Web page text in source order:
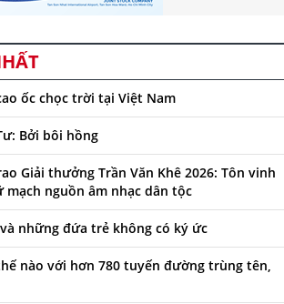
ốc chọc trời tại Việt Nam
Bởi bôi hồng
Giải thưởng Trần Văn Khê 2026: Tôn vinh
nguồn âm nhạc dân tộc
những đứa trẻ không có ký ức
nào với hơn 780 tuyến đường trùng tên,